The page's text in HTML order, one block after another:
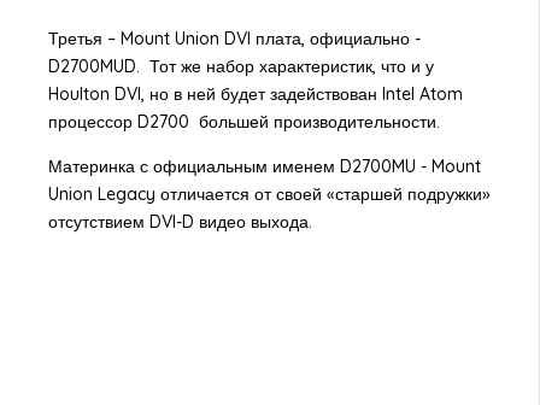
Третья – Mount Union DVI плата, официально -
D2700MUD. Тот же набор характеристик, что и у
Houlton DVI, но в ней будет задействован Intel Atom
процессор D2700 большей производительности.
Материнка с официальным именем D2700MU - Mount
Union Legacy отличается от своей «старшей подружки»
отсутствием DVI-D видео выхода.